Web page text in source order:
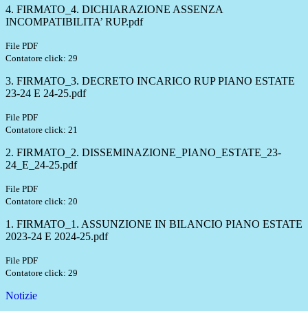
4. FIRMATO_4. DICHIARAZIONE ASSENZA
INCOMPATIBILITA’ RUP.pdf
File PDF
Contatore click: 29
3. FIRMATO_3. DECRETO INCARICO RUP PIANO ESTATE
23-24 E 24-25.pdf
File PDF
Contatore click: 21
2. FIRMATO_2. DISSEMINAZIONE_PIANO_ESTATE_23-
24_E_24-25.pdf
File PDF
Contatore click: 20
1. FIRMATO_1. ASSUNZIONE IN BILANCIO PIANO ESTATE
2023-24 E 2024-25.pdf
File PDF
Contatore click: 29
Notizie